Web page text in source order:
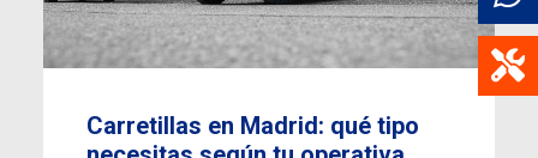
Carretillas en Madrid: qué tipo